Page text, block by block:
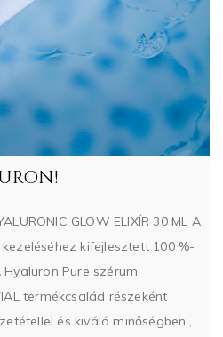
GLOW ELIXÍR 30 ML A
kifejlesztett 100 %-
Pure szérum
termékcsalád részeként
és kiváló minőségben.,